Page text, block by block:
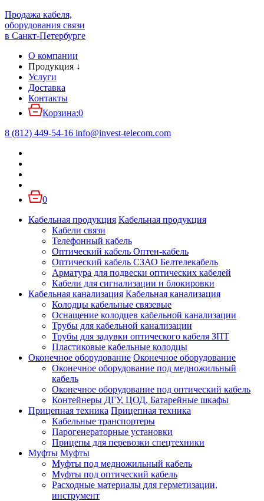
Продажа кабеля,
оборудования связи
в Санкт-Петербурге
О компании
Продукция ↓
Услуги
Доставка
Контакты
Корзина:0
8 (812) 449-54-16 info@invest-telecom.com
0
Кабельная продукция Кабельная продукция
Кабели связи
Телефонный кабель
Оптический кабель Оптен-кабель
Оптический кабель СЗАО Белтелекабель
Арматура для подвески оптических кабелей
Кабели для сигнализации и блокировки
Кабельная канализация Кабельная канализация
Колодцы кабельные связевые
Оснащение колодцев кабельной канализации
Трубы для кабельной канализации
Трубы для задувки оптического кабеля ЗПТ
Пластиковые кабельные колодцы
Оконечное оборудование Оконечное оборудование
Оконечное оборудование под медножильный
кабель
Оконечное оборудование под оптический кабель
Контейнеры ДГУ, ЦОД, Батарейные шкафы
Прицепная техника Прицепная техника
Кабельные транспортеры
Парогенераторные установки
Прицепы для перевозки спецтехники
Муфты Муфты
Муфты под медножильный кабель
Муфты под оптический кабель
Расходные материалы для герметизации,
инструмент